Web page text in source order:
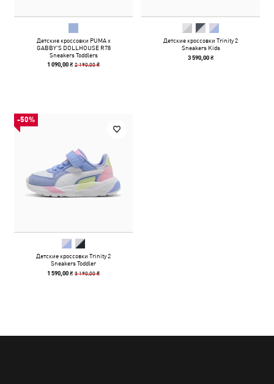
Детские кроссовки PUMA x
GABBY'S DOLLHOUSE R78
Sneakers Toddlers
1 090,00 ₴2 190,00 ₴
Детские кроссовки Trinity 2
Sneakers Kids
3 590,00 ₴
-50%
Детские кроссовки Trinity 2
Sneakers Toddler
1 590,00 ₴3 190,00 ₴